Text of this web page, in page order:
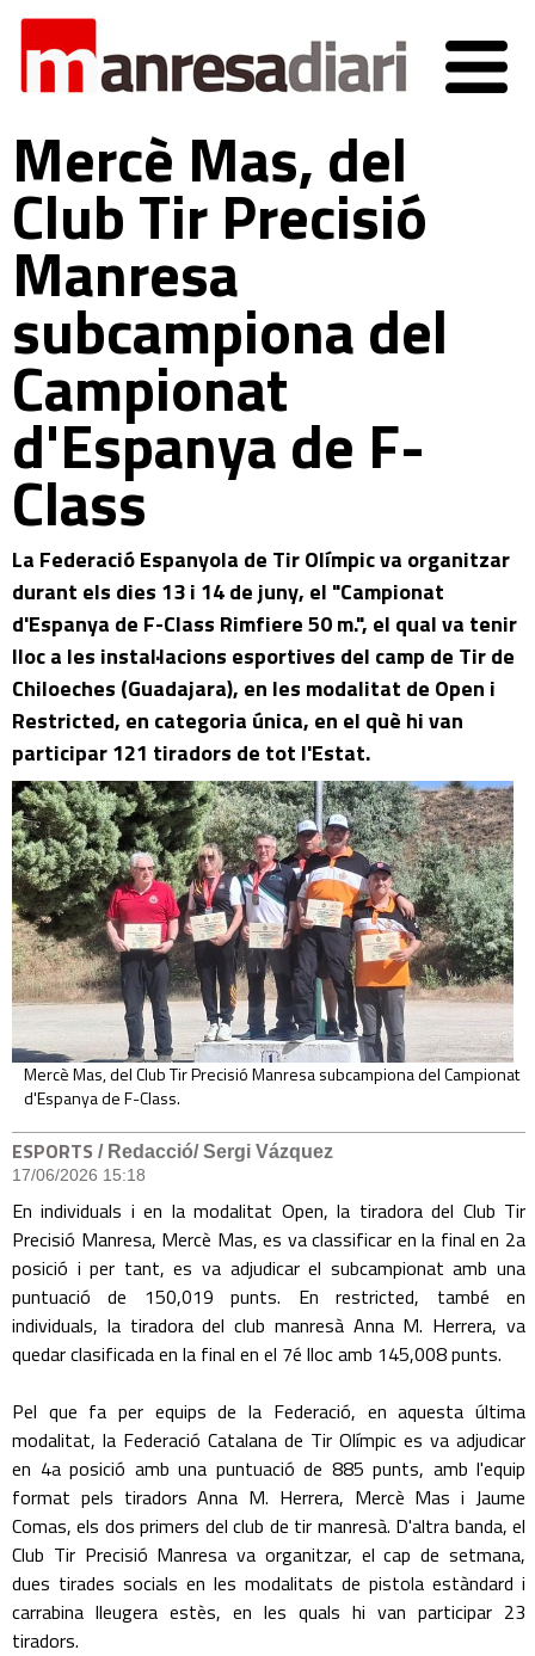
Mercè Mas, del
Club Tir Precisió
Manresa
subcampiona del
Campionat
d'Espanya de F-
Class
La Federació Espanyola de Tir Olímpic va organitzar
durant els dies 13 i 14 de juny, el "Campionat
d'Espanya de F-Class Rimfiere 50 m.", el qual va tenir
lloc a les instal·lacions esportives del camp de Tir de
Chiloeches (Guadajara), en les modalitat de Open i
Restricted, en categoria única, en el què hi van
participar 121 tiradors de tot l'Estat.
Mercè Mas, del Club Tir Precisió Manresa subcampiona del Campionat
d'Espanya de F-Class.
ESPORTS / Redacció/ Sergi Vázquez
17/06/2026 15:18
En individuals i en la modalitat Open, la tiradora del Club Tir
Precisió Manresa, Mercè Mas, es va classificar en la final en 2a
posició i per tant, es va adjudicar el subcampionat amb una
puntuació de 150,019 punts. En restricted, també en
individuals, la tiradora del club manresà Anna M. Herrera, va
quedar clasificada en la final en el 7é lloc amb 145,008 punts.
Pel que fa per equips de la Federació, en aquesta última
modalitat, la Federació Catalana de Tir Olímpic es va adjudicar
en 4a posició amb una puntuació de 885 punts, amb l'equip
format pels tiradors Anna M. Herrera, Mercè Mas i Jaume
Comas, els dos primers del club de tir manresà. D'altra banda, el
Club Tir Precisió Manresa va organitzar, el cap de setmana,
dues tirades socials en les modalitats de pistola estàndard i
carrabina lleugera estès, en les quals hi van participar 23
tiradors.